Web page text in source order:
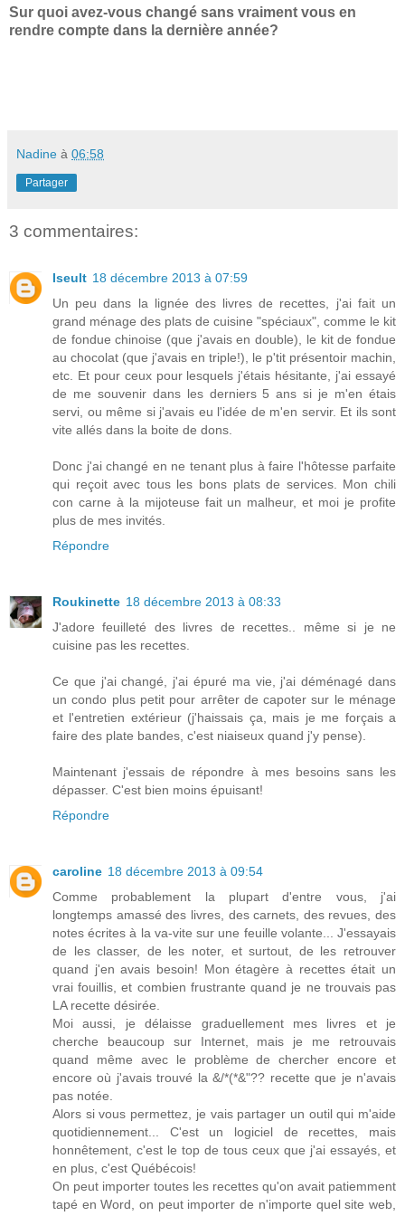
Sur quoi avez-vous changé sans vraiment vous en
rendre compte dans la dernière année?
Nadine à 06:58
Partager
3 commentaires:
Iseult 18 décembre 2013 à 07:59
Un peu dans la lignée des livres de recettes, j'ai fait un
grand ménage des plats de cuisine "spéciaux", comme le kit
de fondue chinoise (que j'avais en double), le kit de fondue
au chocolat (que j'avais en triple!), le p'tit présentoir machin,
etc. Et pour ceux pour lesquels j'étais hésitante, j'ai essayé
de me souvenir dans les derniers 5 ans si je m'en étais
servi, ou même si j'avais eu l'idée de m'en servir. Et ils sont
vite allés dans la boite de dons.
Donc j'ai changé en ne tenant plus à faire l'hôtesse parfaite
qui reçoit avec tous les bons plats de services. Mon chili
con carne à la mijoteuse fait un malheur, et moi je profite
plus de mes invités.
Répondre
Roukinette 18 décembre 2013 à 08:33
J'adore feuilleté des livres de recettes.. même si je ne
cuisine pas les recettes.
Ce que j'ai changé, j'ai épuré ma vie, j'ai déménagé dans
un condo plus petit pour arrêter de capoter sur le ménage
et l'entretien extérieur (j'haissais ça, mais je me forçais a
faire des plate bandes, c'est niaiseux quand j'y pense).
Maintenant j'essais de répondre à mes besoins sans les
dépasser. C'est bien moins épuisant!
Répondre
caroline 18 décembre 2013 à 09:54
Comme probablement la plupart d'entre vous, j'ai
longtemps amassé des livres, des carnets, des revues, des
notes écrites à la va-vite sur une feuille volante... J'essayais
de les classer, de les noter, et surtout, de les retrouver
quand j'en avais besoin! Mon étagère à recettes était un
vrai fouillis, et combien frustrante quand je ne trouvais pas
LA recette désirée.
Moi aussi, je délaisse graduellement mes livres et je
cherche beaucoup sur Internet, mais je me retrouvais
quand même avec le problème de chercher encore et
encore où j'avais trouvé la &/*(*&"?? recette que je n'avais
pas notée.
Alors si vous permettez, je vais partager un outil qui m'aide
quotidiennement... C'est un logiciel de recettes, mais
honnêtement, c'est le top de tous ceux que j'ai essayés, et
en plus, c'est Québécois!
On peut importer toutes les recettes qu'on avait patiemment
tapé en Word, on peut importer de n'importe quel site web,